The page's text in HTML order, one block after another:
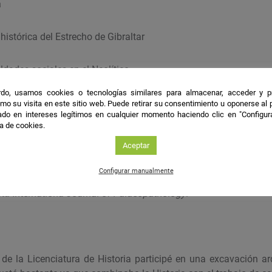
del Estrecho de Gibraltar
sociales en el Neolítico
protomegalítica de la necrópolis de Campo de Hockey
individuos en la tumba más monumental de la necrópolis
el cráneo. La tumba presenta una cronología de 6200
megalíticas más antiguas de la península Ibérica. Los
Internationa Journal of Palaeopathology.
la Licenciatura de Historia participé en una excavación
usamos cookies o tecnologías similares para almacenar, acceder y
su visita en este sitio web. Puede retirar su consentimiento u oponerse al
en intereses legítimos en cualquier momento haciendo clic en
de cookies.
Aceptar
Configurar manualmente